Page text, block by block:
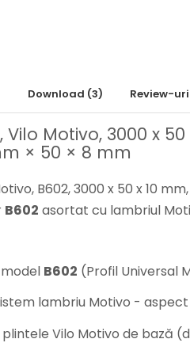
Download (3) Review-uri
Vilo Motivo, 3000 x
× 50 × 8 mm
B602, 3000 x 50 x 10
B602 asortat cu lambriul
model B602 (Profil Universal
lambriu Motivo -
Vilo Motivo de bază